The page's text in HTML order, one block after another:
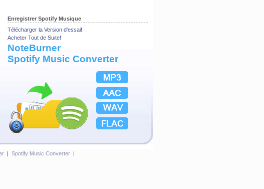
Enregistrer Spotify Musique
Télécharger la Version d'essai!
Acheter Tout de Suite!
NoteBurner
Spotify Music Converter
| Spotify Music Converter |